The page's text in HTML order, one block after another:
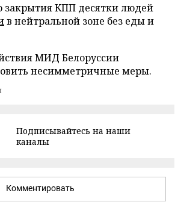
закрытия КПП десятки людей
в нейтральной зоне без еды и
МИД Белоруссии
несимметричные меры.
Подписывайтесь на наши
каналы
Комментировать